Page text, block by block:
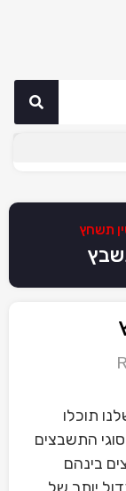
תשחץ
תוכלו
התשבצים
בינהם